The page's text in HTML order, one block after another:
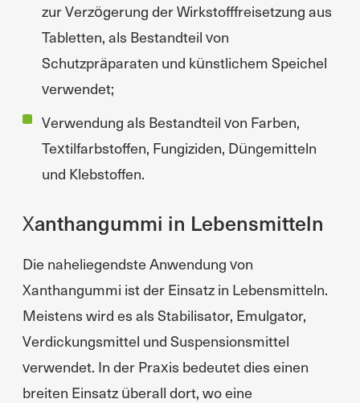
zur Verzögerung der Wirkstofffreisetzung aus
Tabletten, als Bestandteil von
Schutzpräparaten und künstlichem Speichel
verwendet;
Verwendung als Bestandteil von Farben,
Textilfarbstoffen, Fungiziden, Düngemitteln
und Klebstoffen.
Xanthangummi in Lebensmitteln
Die naheliegendste Anwendung von
Xanthangummi ist der Einsatz in Lebensmitteln.
Meistens wird es als Stabilisator, Emulgator,
Verdickungsmittel und Suspensionsmittel
verwendet. In der Praxis bedeutet dies einen
breiten Einsatz überall dort, wo eine